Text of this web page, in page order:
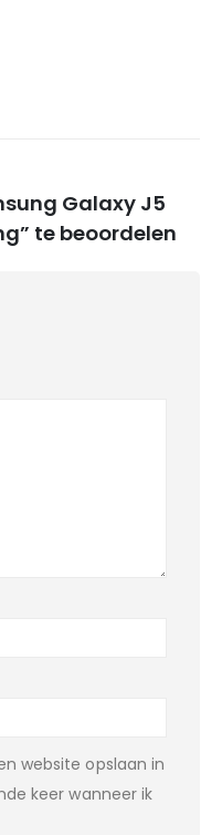
Galaxy J5
te beoordelen
website opslaan in
keer wanneer ik